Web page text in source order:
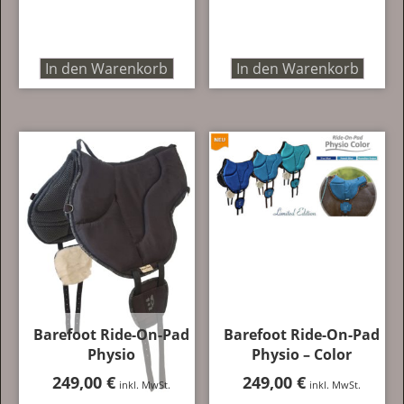
In den Warenkorb In den Warenkorb
Barefoot Ride-On-Pad
Physio
249,00 € inkl. MwSt.
Barefoot Ride-On-Pad
Physio – Color
249,00€ inkl. MwSt.